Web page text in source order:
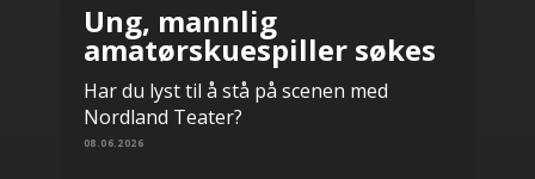
Ung, mannlig
amatørskuespiller søkes
Har du lyst til å stå på scenen med
Nordland Teater?
08.06.2026